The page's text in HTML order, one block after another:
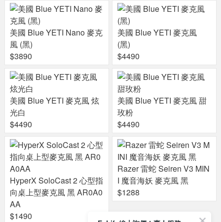
美國 Blue YETI Nano 麥克
風 (黑)
$3890
美國 Blue YETI 麥克風
(黑)
$4490
美國 Blue YETI 麥克風 炫
光白
$4490
美國 Blue YETI 麥克風 甜
玫粉
$4490
HyperX SoloCast 2 心型指
向桌上型麥克風 黑 AR0A0
AA
$1490
Razer 雷蛇 Seiren V3 MIN
I 魔音海妖 麥克風 黑
$1288